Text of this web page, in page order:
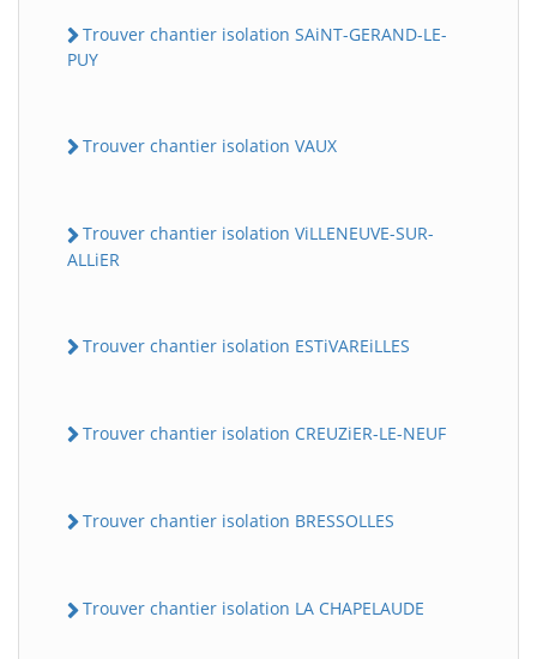
Trouver chantier isolation SAiNT-GERAND-LE-
PUY
Trouver chantier isolation VAUX
Trouver chantier isolation ViLLENEUVE-SUR-
ALLiER
Trouver chantier isolation ESTiVAREiLLES
Trouver chantier isolation CREUZiER-LE-NEUF
Trouver chantier isolation BRESSOLLES
Trouver chantier isolation LA CHAPELAUDE